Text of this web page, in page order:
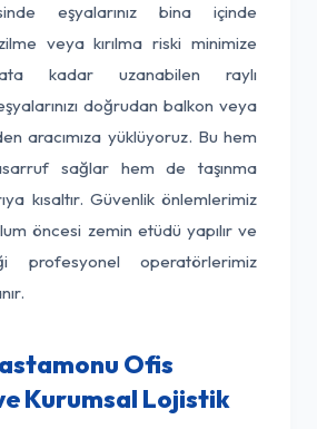
eşyalarınız bina içinde
veya kırılma riski minimize
kadar uzanabilen raylı
doğrudan balkon veya
aracımıza yüklüyoruz. Bu hem
sağlar hem de taşınma
kısaltır. Güvenlik önlemlerimiz
öncesi zemin etüdü yapılır ve
profesyonel operatörlerimiz
Ofis
Kurumsal Lojistik